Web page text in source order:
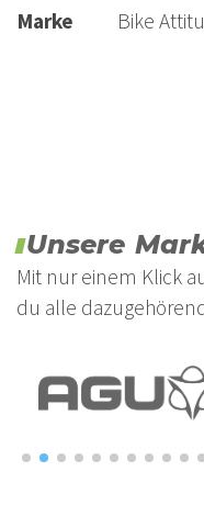
Marke Bike
Unsere
Mit nur einem Klick
du alle